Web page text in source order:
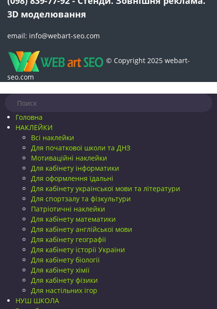
3D моделювання
email: info@webart-seo.com
© Copyright 2025 webart-
seo.com
Головна
НАКЛЕЙКИ
Всі наклейки
Для початкової школи та ДНЗ
Мотиваційні наклейки
Для кабінету інформатики
Для оформлення їдальні
Для кабінету української мови та літератури
Для спортзалу та фізкультури
Патріотичні наклейки
Для кабінету математики
Для кабінету англійської мови
Для кабінету географії
Для кабінету історії України
Для кабінету біології
Для кабінету хімії
Для кабінету фізики
Для настільних ігор
НУШ ШКОЛА